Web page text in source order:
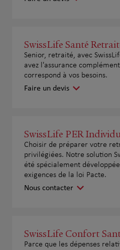
SwissLife Santé
Senior, retraité, avec
avez l'assurance
correspond à vos besoins.
Faire un devis
SwissLife PER
Choisir de préparer votre
privilégiées. Notre solution
été spécialement
exigences de la loi Pacte.
Nous contacter
SwissLife Confort
Parce que les dépenses